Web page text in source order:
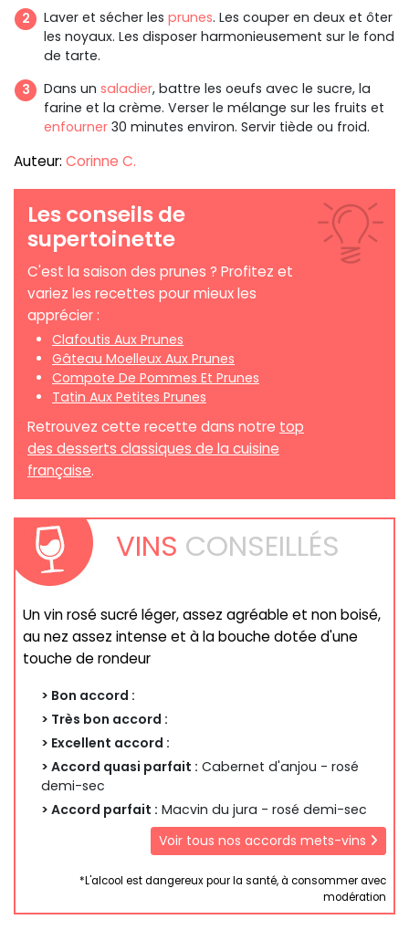
Laver et sécher les prunes. Les couper en deux et ôter
les noyaux. Les disposer harmonieusement sur le fond
de tarte.
Dans un saladier, battre les oeufs avec le sucre, la
farine et la crème. Verser le mélange sur les fruits et
enfourner 30 minutes environ. Servir tiède ou froid.
Auteur: Corinne C.
Les conseils de
supertoinette
C'est la saison des prunes ? Profitez et
variez les recettes pour mieux les
apprécier :
Clafoutis Aux Prunes
Gâteau Moelleux Aux Prunes
Compote De Pommes Et Prunes
Tatin Aux Petites Prunes
Retrouvez cette recette dans notre top
des desserts classiques de la cuisine
française.
VINS CONSEILLÉS
Un vin rosé sucré léger, assez agréable et non boisé,
au nez assez intense et à la bouche dotée d'une
touche de rondeur
> Bon accord :
> Très bon accord :
> Excellent accord :
> Accord quasi parfait : Cabernet d'anjou - rosé
demi-sec
> Accord parfait : Macvin du jura - rosé demi-sec
Voir tous nos accords mets-vins
*L'alcool est dangereux pour la santé, à consommer avec
modération